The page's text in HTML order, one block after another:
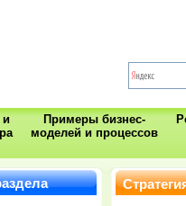
и
Примеры бизнес-
моделей и процессов